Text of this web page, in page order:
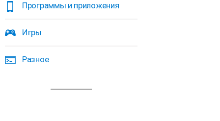
Программы и приложения
Игры
Разное